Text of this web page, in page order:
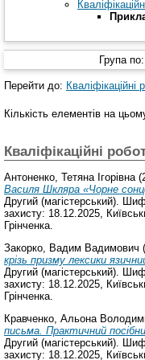
Група по:
Перейти до: Кваліфікаційні
Кількість елементів на
Кваліфікаційні
Антоненко, Тетяна Ігорівна
Василя Шкляра «Чорне
Другий (магістерський).
захисту: 18.12.2025,
Грінченка.
Закорко, Вадим Вадимович
крізь призму лексики
Другий (магістерський).
захисту: 18.12.2025,
Грінченка.
Кравченко, Альона
письма. Практичний
Другий (магістерський).
захисту: 18.12.2025,